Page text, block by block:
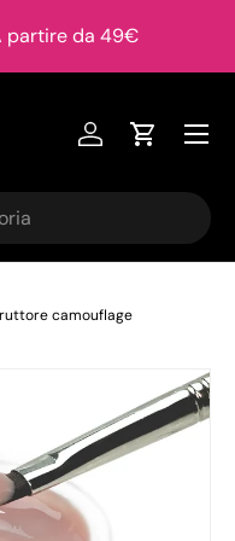
partire da 49€
AccediCarrello
camouflage